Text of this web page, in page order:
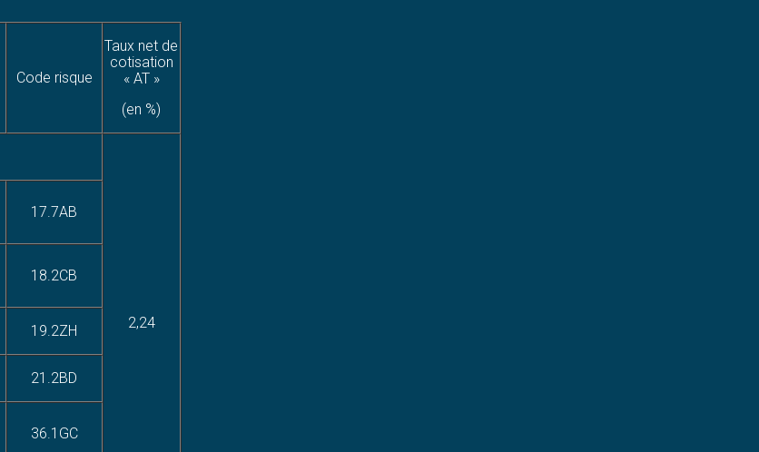
Code risque
Taux net de
cotisation
« AT »
(en %)
2,24
17.7AB
18.2CB
19.2ZH
21.2BD
36.1GC